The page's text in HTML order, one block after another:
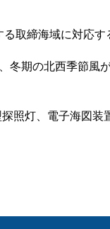
取締海域に対応す
期の北西季節風
照灯、電子海図装